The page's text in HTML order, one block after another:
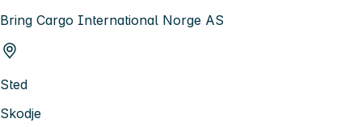
Bring Cargo International Norge AS
Sted
Skodje